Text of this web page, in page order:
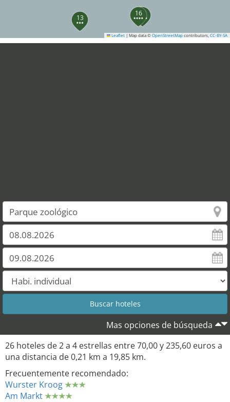
13
15
16
Leaflet | Map data © OpenStreetMap contributors, CC-BY-SA
Mas opciones de búsqueda
26 hoteles de 2 a 4 estrellas entre 70,00 y 235,60 euros a
una distancia de 0,21 km a 19,85 km.
Frecuentemente recomendado:
Wurster Kroog
Am Markt